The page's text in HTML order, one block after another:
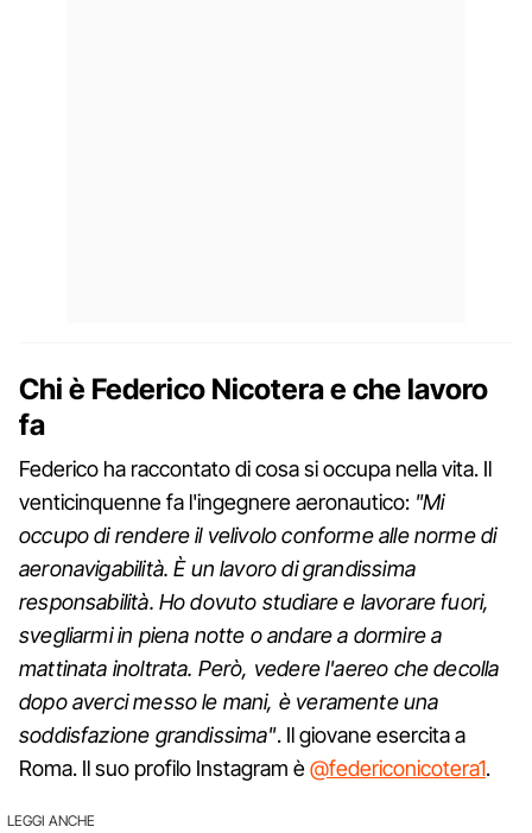
Chi è Federico Nicotera e che lavoro
fa
Federico ha raccontato di cosa si occupa nella vita. Il
venticinquenne fa l'ingegnere aeronautico: "Mi
occupo di rendere il velivolo conforme alle norme di
aeronavigabilità. È un lavoro di grandissima
responsabilità. Ho dovuto studiare e lavorare fuori,
svegliarmi in piena notte o andare a dormire a
mattinata inoltrata. Però, vedere l'aereo che decolla
dopo averci messo le mani, è veramente una
soddisfazione grandissima". Il giovane esercita a
Roma. Il suo profilo Instagram è@federiconicotera1.
LEGGI ANCHE